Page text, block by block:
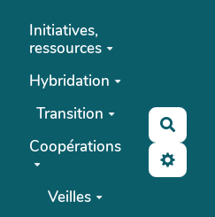
Initiatives,
ressources
Hybridation
Transition
Coopérations
Veilles